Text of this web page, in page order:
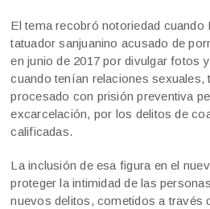
El tema recobró notoriedad
tatuador sanjuanino acusado de
en junio de 2017 por divulgar fotos
cuando tenían relaciones sexuales,
procesado con prisión preventiva
excarcelación, por los delitos de
calificadas.
La inclusión de esa figura en el
proteger la intimidad de las
nuevos delitos, cometidos a través